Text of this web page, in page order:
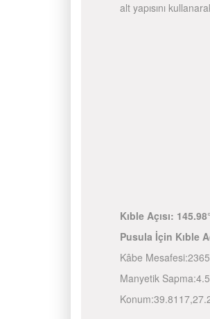
alt yapısını
Kıble Açısı: 145.98°
Pusula İçin Kıble
Kâbe Mesafesi:
Manyetik Sapma:
Konum:39.8117,